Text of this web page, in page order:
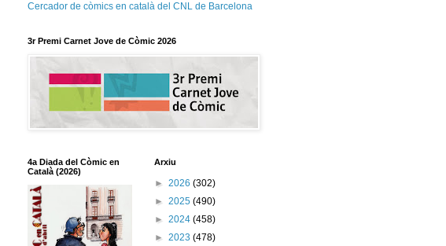
Cercador de còmics en català del CNL de Barcelona
3r Premi Carnet Jove de Còmic 2026
4a Diada del Còmic en
Català (2026)
Arxiu
► 2026 (302)
► 2025 (490)
► 2024 (458)
► 2023 (478)